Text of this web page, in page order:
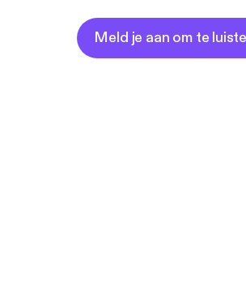
Meld je aan om te